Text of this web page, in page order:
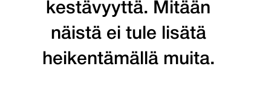
kestävyyttä. Mitään
näistä ei tule lisätä
heikentämällä muita.